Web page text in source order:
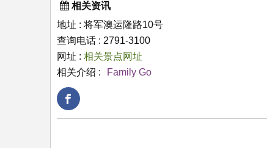
相关资讯
地址 : 将军澳运隆路10号
查询电话 : 2791-3100
网址 : 相关景点网址
相关介绍 :
Family Go